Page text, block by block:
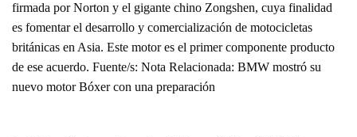
firmada por Norton y el gigante chino Zongshen, cuya finalidad
es fomentar el desarrollo y comercialización de motocicletas
británicas en Asia. Este motor es el primer componente producto
de ese acuerdo. Fuente/s: Nota Relacionada: BMW mostró su
nuevo motor Bóxer con una preparación